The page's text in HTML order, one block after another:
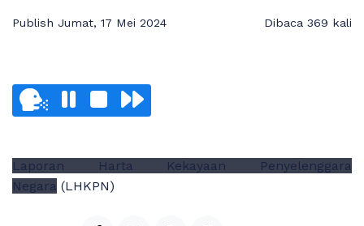
Publish Jumat, 17 Mei 2024 Dibaca 369 kali
Laporan Harta Kekayaan Penyelenggara
Negara (LHKPN)